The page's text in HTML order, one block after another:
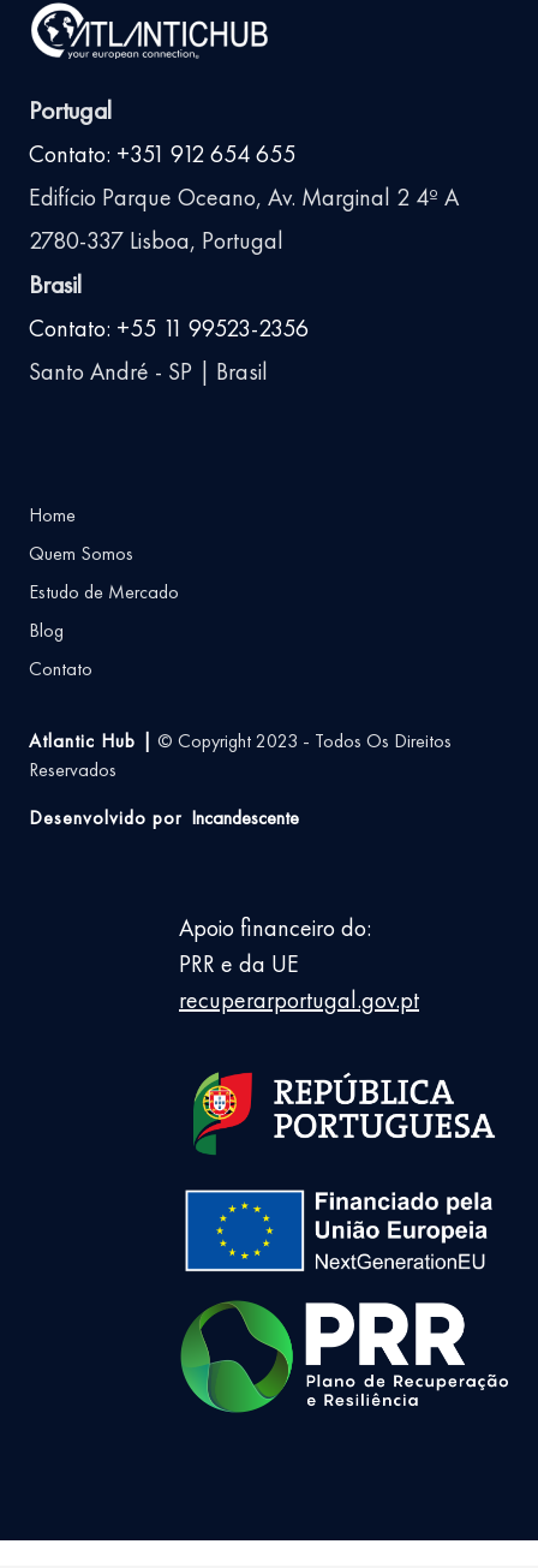
Portugal
Contato: +351 912 654 655
Edifício Parque Oceano, Av. Marginal 2 4º A
2780-337 Lisboa, Portugal
Brasil
Contato: +55 11 99523-2356
Santo André - SP | Brasil
Home
Quem Somos
Estudo de Mercado
Blog
Contato
Atlantic Hub |
© Copyright 2023 - Todos Os Direitos
Reservados
Desenvolvido por Incandescente
Apoio financeiro do:
PRR e da UE
recuperarportugal.gov.pt